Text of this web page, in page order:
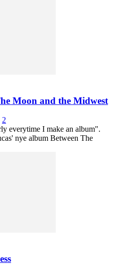
Moon and the Midwest
2
everytime I make an album".
nye album Between The